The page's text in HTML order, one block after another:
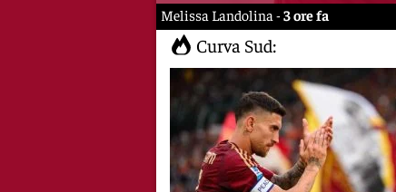
Melissa Landolina -3 ore fa
Curva Sud: